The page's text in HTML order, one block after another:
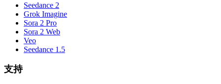
Seedance 2
Grok Imagine
Sora 2 Pro
Sora 2 Web
Veo
Seedance 1.5
支持